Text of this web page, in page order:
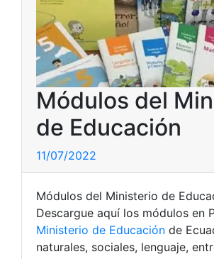
Módulos del
de Educación
11/07/2022
Módulos del Ministerio de
Descargue aquí los módulos en
Ministerio de Educación de
naturales, sociales, lenguaje,